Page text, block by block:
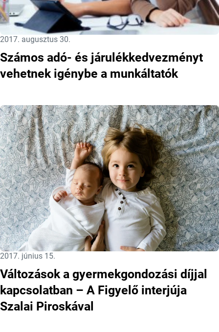
Közzétéve:
2017. augusztus 30.
Számos adó- és járulékkedvezményt
vehetnek igénybe a munkáltatók
Közzétéve:
2017. június 15.
Változások a gyermekgondozási díjjal
kapcsolatban – A Figyelő interjúja
Szalai Piroskával